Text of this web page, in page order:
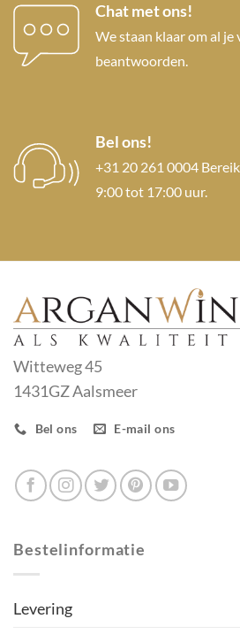
Chat met ons!
We staan klaar om al je
beantwoorden.
Bel ons!
+31 20 261 0004
9:00 tot 17:00 uur.
Witteweg 45
1431GZ Aalsmeer
Bel ons E-mail ons
Bestelinformatie
Levering